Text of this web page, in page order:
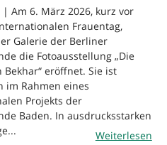
| Am 6. März 2026, kurz vor
Frauentag,
Galerie der Berliner
die Fotoausstellung „Die
Bekhar“ eröffnet. Sie ist
im Rahmen eines
Projekts der
Baden. In ausdrucksstarken
Weiterlesen